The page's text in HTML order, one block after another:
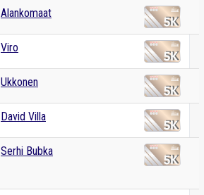
Alankomaat
Viro
Ukkonen
David Villa
Serhi Bubka